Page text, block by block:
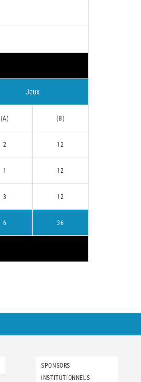
Jeux
(A) (B)
2 12
1 12
3 12
6 36
SPONSORS
INSTITUTIONNELS